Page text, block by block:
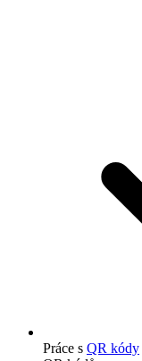
Práce s QR kódy